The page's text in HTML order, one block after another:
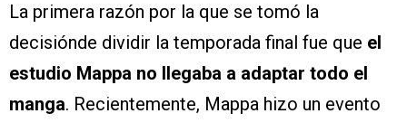
La primera razón por la que se tomó la
decisiónde dividir la temporada final fue que el
estudio Mappa no llegaba a adaptar todo el
manga. Recientemente, Mappa hizo un evento